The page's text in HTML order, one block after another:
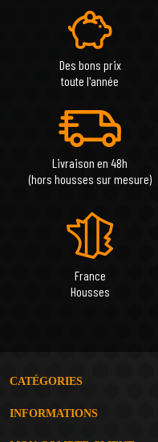
Des bons prix
toute l'année
Livraison en 48h
(hors housses sur mesure)
France
Housses
CATÉGORIES
INFORMATIONS